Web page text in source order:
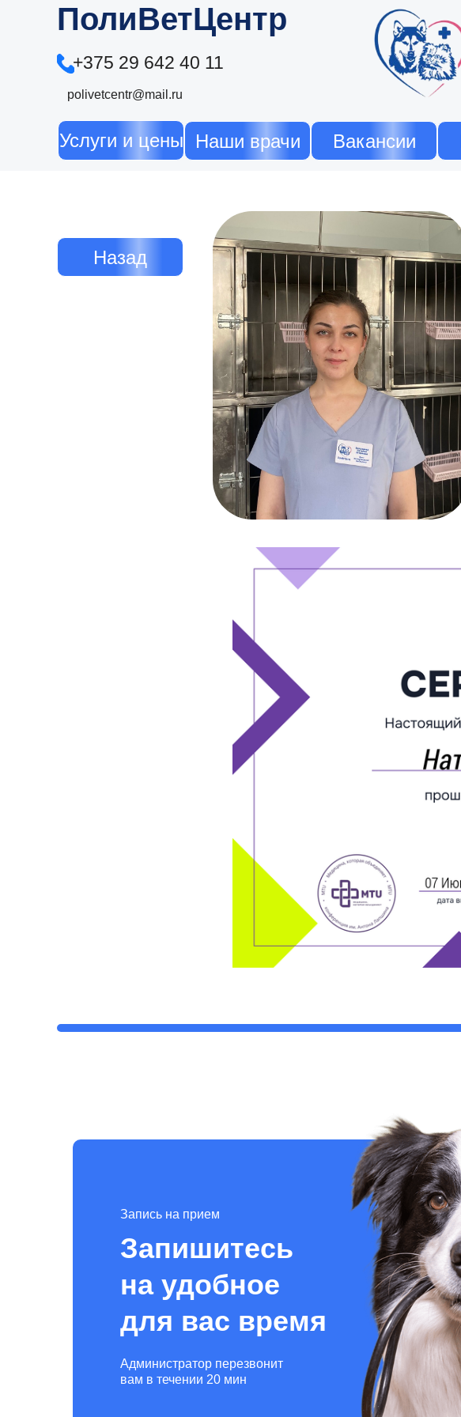
ПолиВетЦентр
+375 29 642 40 11
Услуги и цены Наши врачи Вакансии
polivetcentr@mail.ru
Назад
Запишитесь
на удобное
для вас время
Запись на прием
Администратор перезвонит
вам в течении 20 мин